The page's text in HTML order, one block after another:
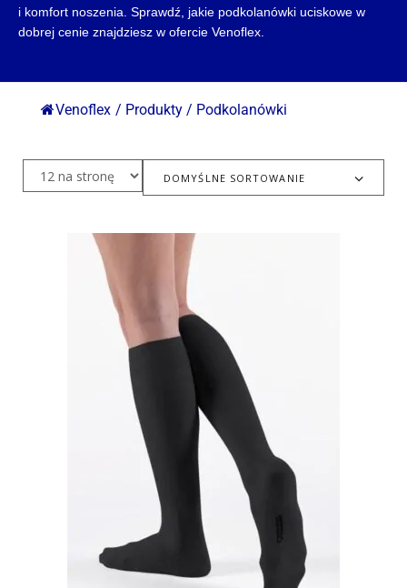
i komfort noszenia. Sprawdź, jakie podkolanówki uciskowe w
dobrej cenie znajdziesz w ofercie Venoflex.
Venoflex / Produkty / Podkolanówki
DOMYŚLNE SORTOWANIE